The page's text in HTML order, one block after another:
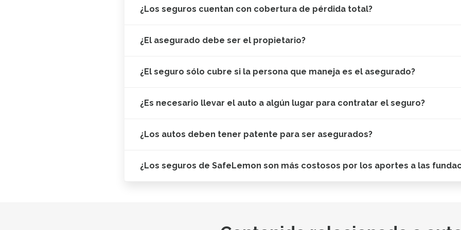
¿Los seguros cuentan con cobertura de pérdida total?
¿El asegurado debe ser el propietario?
¿El seguro sólo cubre si la persona que maneja es el asegurado?
¿Es necesario llevar el auto a algún lugar para contratar el seguro?
¿Los autos deben tener patente para ser asegurados?
¿Los seguros de SafeLemon son más costosos por los aportes a las